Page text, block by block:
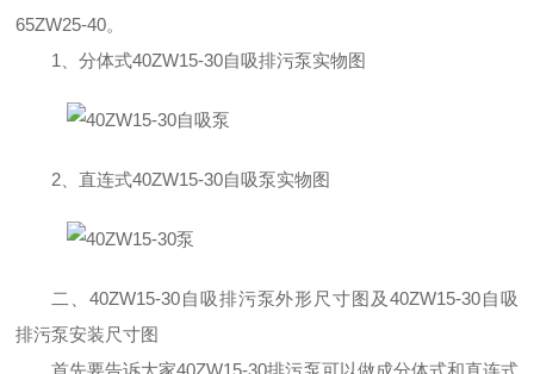
65ZW25-40。
1
、分体式40ZW15-30自吸排污泵实物图
2 、直连式40ZW15-30自吸泵实物图
二、40ZW15-30自吸排污泵外形尺寸图及 40ZW15-30自吸
排污泵安装尺寸图
首先要告诉大家40ZW15-30排污泵可以做成分体式和直连式